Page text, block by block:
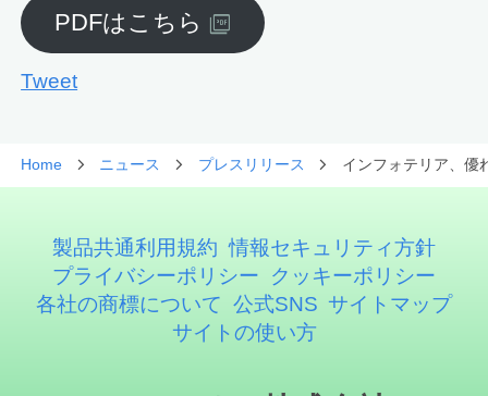
PDFはこちら
Tweet
Home ニュース プレスリリース インフォテリア、優
製品共通利用規約 情報セキュリティ方針
プライバシーポリシー
クッキーポリシー
各社の商標について 公式SNS サイトマップ
サイトの使い方